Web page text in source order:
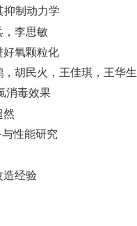
抑制动力学
，李思敏
好氧颗粒化
胡民火，王佳琪，王华生
消毒效果
然
性能研究
造经验